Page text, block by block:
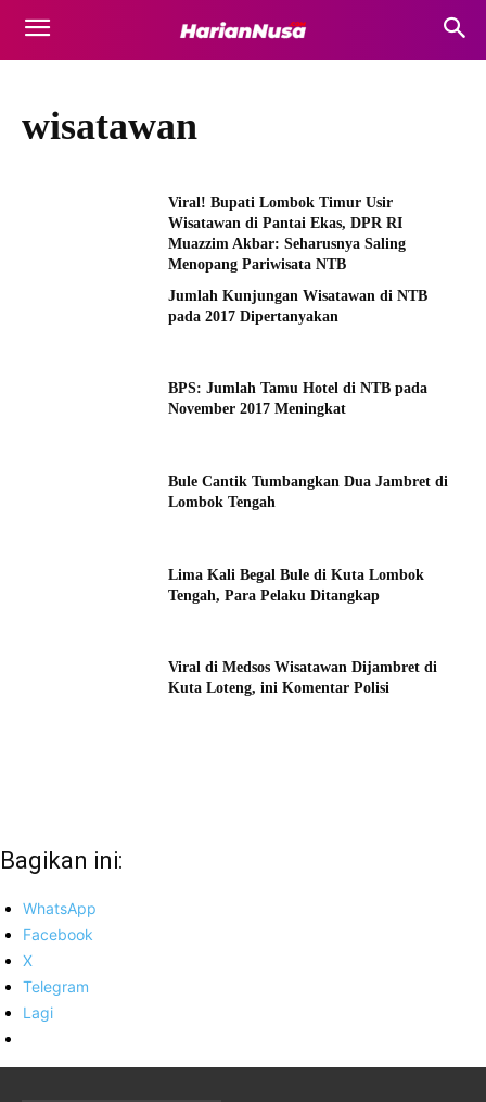
wisatawan
Viral! Bupati Lombok Timur Usir
Wisatawan di Pantai Ekas, DPR RI
Muazzim Akbar: Seharusnya Saling
Menopang Pariwisata NTB
Jumlah Kunjungan Wisatawan di NTB
pada 2017 Dipertanyakan
BPS: Jumlah Tamu Hotel di NTB pada
November 2017 Meningkat
Bule Cantik Tumbangkan Dua Jambret di
Lombok Tengah
Lima Kali Begal Bule di Kuta Lombok
Tengah, Para Pelaku Ditangkap
Viral di Medsos Wisatawan Dijambret di
Kuta Loteng, ini Komentar Polisi
Bagikan ini:
WhatsApp
Facebook
X
Telegram
Lagi